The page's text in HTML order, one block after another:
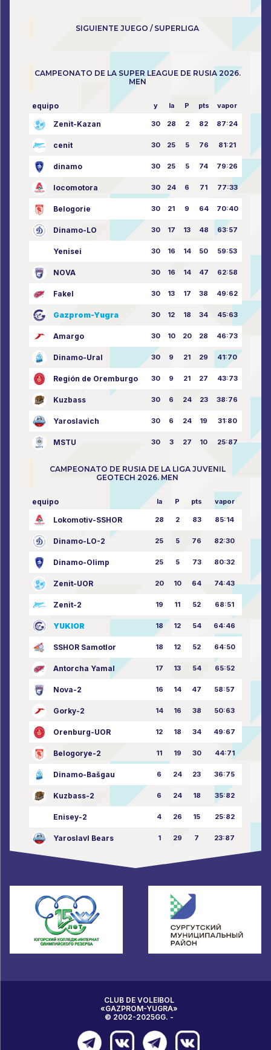
SIGUIENTE JUEGO / SUPERLIGA
CAMPEONATO DE LA SUPER LEAGUE DE RUSIA 2026.
MEN
equipo y la P pts vapor
Zenit-Kazan 30 28 2 82 87:24
cenit 30 25 5 76 81:21
dinamo 30 25 5 74 79:26
locomotora 30 24 6 71 77:33
Belogorie 30 21 9 64 70:40
Dinamo-LO 30 17 13 48 63:57
Yenisei 30 16 14 50 59:53
NOVA 30 16 14 47 62:58
Fakel 30 13 17 38 49:62
Gazprom-Yugra 30 12 18 34 45:63
Amargo 30 10 20 28 46:73
Dinamo-Ural 30 9 21 29 41:70
Región de Oremburgo 30 9 21 27 43:73
Kuzbass 30 6 24 23 38:76
Yaroslavich 30 6 24 19 31:80
MSTU 30 3 27 10 25:87
CAMPEONATO DE RUSIA DE LA LIGA JUVENIL
GEOTECH 2026. MEN
equipo la P pts vapor
Lokomotiv-SSHOR 28 2 83 85:14
Dinamo-LO-2 25 5 76 82:30
Dinamo-Olimp 25 5 73 80:32
Zenit-UOR 20 10 64 74:43
Zenit-2 19 11 52 68:51
YUKIOR 18 12 54 64:46
SSHOR Samotlor 18 12 52 64:50
Antorcha Yamal 17 13 54 65:52
Nova-2 16 14 47 58:57
Gorky-2 14 16 38 50:63
Orenburg-UOR 12 18 34 49:67
Belogorye-2 11 19 30 44:71
Dinamo-Bašgau 6 24 23 36:75
Kuzbass-2 6 24 18 35:82
Enisey-2 4 26 15 25:82
Yaroslavl Bears 1 29 7 23:87
CLUB DE VOLEIBOL
«GAZPROM-YUGRA»
© 2002-2025GG. -